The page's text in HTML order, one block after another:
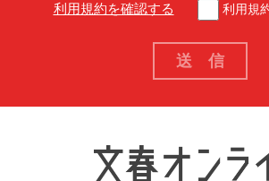
利用規約を確認する 利用規